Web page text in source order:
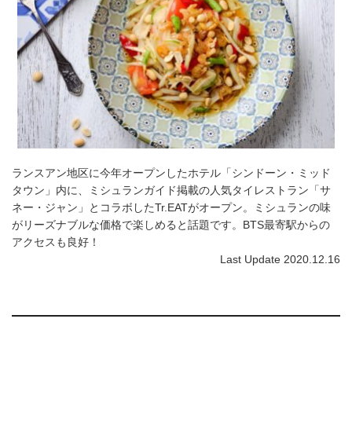
ランスアン地区に今年オープンしたホテル「シンドーン・ミッド
タウン」内に、ミシュランガイド掲載の人気タイレストラン「サ
ネー・ジャン」とコラボしたTr.EATがオープン。ミシュランの味
がリーズナブルな価格で楽しめると話題です。BTS最寄駅からの
アクセスも良好！
Last Update 2020.12.16